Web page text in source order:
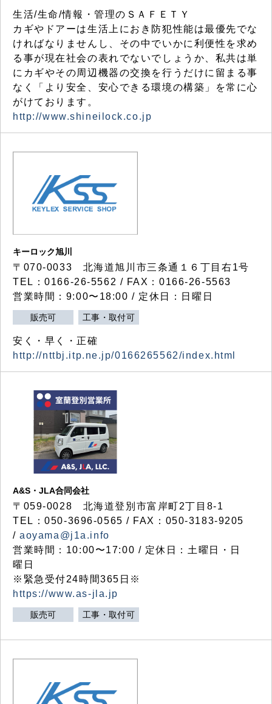
生活/生命/情報・管理のＳＡＦＥＴＹ
カギやドアーは生活上におき防犯性能は最優先でな
ければなりませんし、その中でいかに利便性を求め
る事が現在社会の表れでないでしょうか、私共は単
にカギやその周辺機器の交換を行うだけに留まる事
なく「より安全、安心できる環境の構築」を常に心
がけております。
http://www.shineilock.co.jp
キーロック旭川
〒070-0033 北海道旭川市三条通１６丁目右1号
TEL：0166-26-5562 / FAX：0166-26-5563
営業時間：9:00〜18:00 / 定休日：日曜日
販売可 工事・取付可
安く・早く・正確
http://nttbj.itp.ne.jp/0166265562/index.html
A&S・JLA合同会社
〒 059-0028 北海道登別市富岸町2丁目 8-1
TEL：050-3696-0565 / FAX：050-3183-9205
/aoyama@j1a.info
営業時間：10:00〜17:00 / 定休日：土曜日・日
曜日
※緊急受付24時間365日※
https://www.as-jla.jp
販売可 工事・取付可